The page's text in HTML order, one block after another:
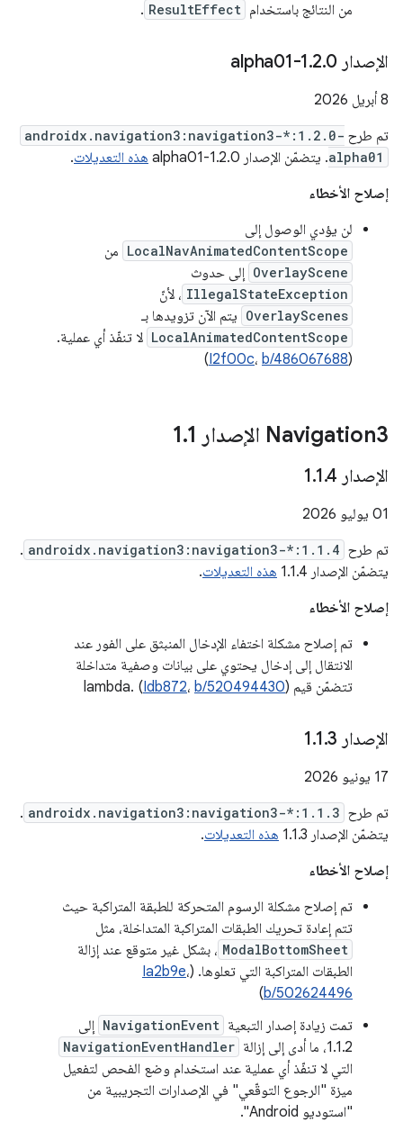
من النتائج باستخدام ResultEffect
.
الإصدار 1 .2.0-alpha01
‫8 أبريل 2026
تم طرح androidx.navigation3:navigation3-*:1.2.0-
alpha01. يتضمّن الإصدار 1.2.0-alpha01 هذه التعديلات.
إصلاح الأخطاء
لن يؤدي الوصول إلى
LocalNavAnimatedContentScope من
OverlayScene إلى حدوث
IllegalStateException ، لأنّ
OverlayScenes يتم الآن تزويدها بـ
LocalAnimatedContentScope لا تنفّذ أي عملية.
(
I2f00c، b/486067688
)
‫Navigation3 الإصدار 1 .1
الإصدار 1 .1.4
‫01 يوليو 2026
تم طرح androidx.navigation3:navigation3-*:1.1.4
.
يتضمّن الإصدار 1.1.4
هذه التعديلات.
إصلاح الأخطاء
تم إصلاح مشكلة اختفاء الإدخال المنبثق على الفور عند
الانتقال إلى إدخال يحتوي على بيانات وصفية متداخلة
تتضمّن قيم lambda. (
Idb872، b/520494430)
الإصدار 1 .1.3
‫17 يونيو 2026
تم طرح androidx.navigation3:navigation3-*:1.1.3
.
يتضمّن الإصدار 1.1.3
هذه التعديلات.
إصلاح الأخطاء
تم إصلاح مشكلة الرسوم المتحركة للطبقة المتراكبة حيث
تتم إعادة تحريك الطبقات المتراكبة المتداخلة، مثل
ModalBottomSheet ، بشكل غير متوقع عند إزالة
الطبقات المتراكبة التي تعلوها. ( Ia2b9e،
b/502624496
)
تمت زيادة إصدار التبعية NavigationEvent إلى
1.1.2، ما أدى إلى إزالة
NavigationEventHandler
التي لا تنفّذ أي عملية عند استخدام وضع الفحص لتفعيل
ميزة "الرجوع التوقّعي" في الإصدارات التجريبية من
"استوديو Android".